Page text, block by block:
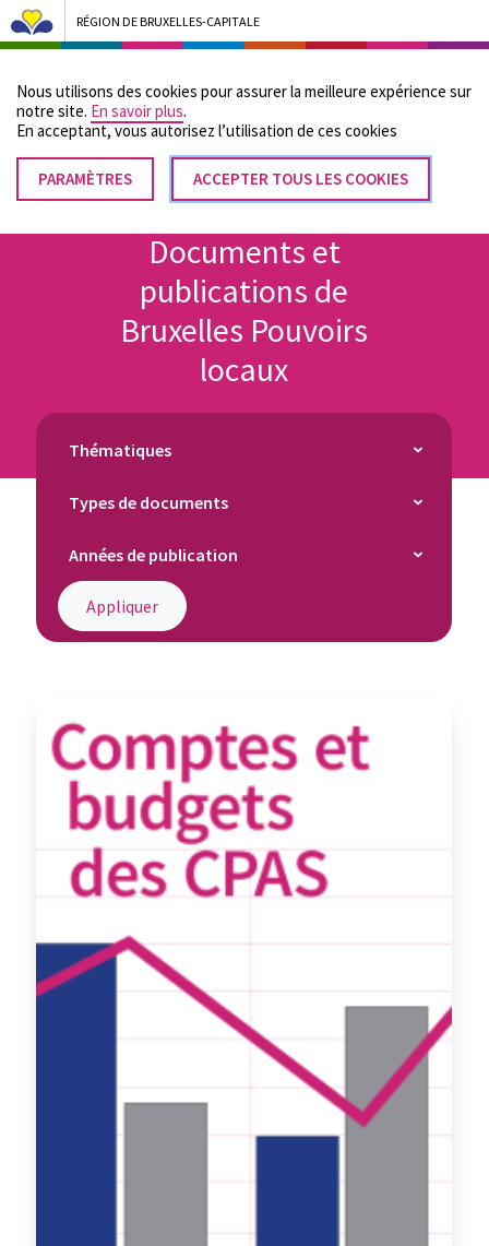
Nous utilisons des cookies pour assurer la meilleure expérience sur
notre site. En savoir plus.
En acceptant, vous autorisez lʼutilisation de ces cookies
PARAMÈTRES ACCEPTER TOUS LES COOKIES
RETIRER
LE
RÉGION DE BRUXELLES-CAPITALE
Bruxelles Pouvoirs Locaux - Aller à la page d'accueil
Menu
Fil
d'Ariane
Accueil
Documents et
publications de
Bruxelles Pouvoirs
locaux